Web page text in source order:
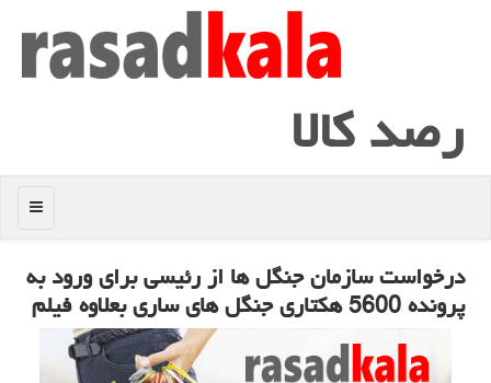
رصد كالا
منو
درخواست سازمان جنگل ها از رئیسی برای ورود به
پرونده 5600 هكتاری جنگل های ساری بعلاوه فیلم